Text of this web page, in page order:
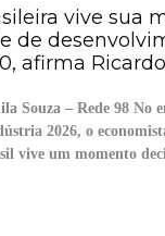
vive sua
de
afirma
Souza – Rede 98 No
2026, o
vive um momento